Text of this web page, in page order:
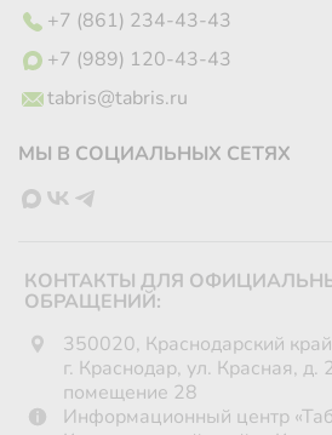
+7 (861) 234-43-43
+7 (989) 120-43-43
tabris@tabris.ru
МЫ В СОЦИАЛЬНЫХ СЕТЯХ
КОНТАКТЫ ДЛЯ
ОБРАЩЕНИЙ:
350020, Краснодарский
г. Краснодар, ул. Красная, д.
помещение 28
Информационный центр